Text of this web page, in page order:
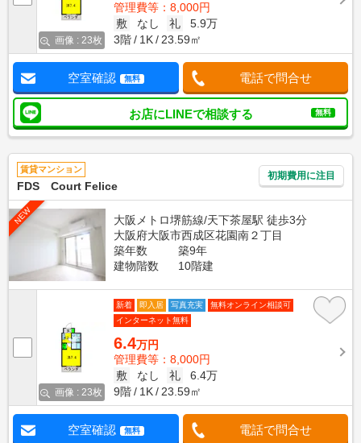
画像 : 23枚
管理費等：8,000円
敷
なし 礼
5.9万
3階
1K 23.59㎡
空室確認 無料 電話で問合せ
お店にLINEで相談する 無料
賃貸マンション
FDS Court Felice
初期費用に注目
NEW
大阪メトロ堺筋線/天下茶屋駅 徒歩3分
大阪府大阪市西成区花園南２丁目
築年数
築9年
建物階数
10階建
画像 : 23枚
新着 即入居 写真充実
無料オンライン相談可
インターネット無料
6.4万円
管理費等：8,000円
敷
なし 礼
6.4万
9階
1K 23.59㎡
空室確認 無料 電話で問合せ